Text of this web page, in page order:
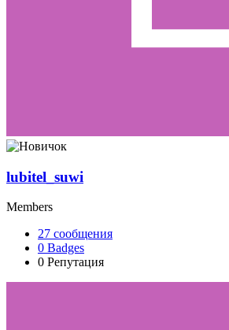
lubitel_suwi
Members
27 сообщения
0 Badges
0 Репутация